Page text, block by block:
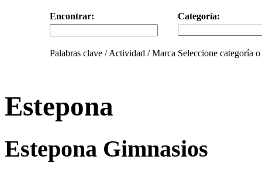
Encontrar: Categoría:
Palabras clave / Actividad / Marca Seleccione categoría
Estepona
Estepona Gimnasios